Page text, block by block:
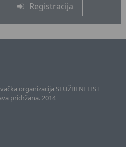
Registracija
organizacija SLUŽBENI LIST
pridržana. 2014